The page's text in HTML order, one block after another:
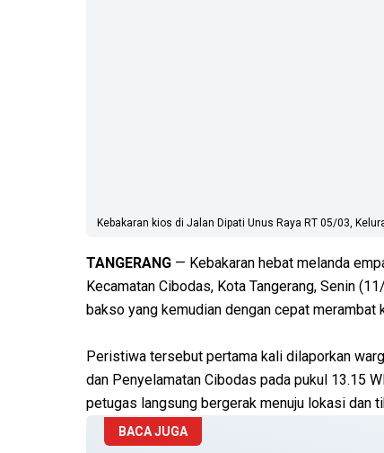
Kebakaran kios di Jalan Dipati Unus Raya RT 05/03,
TANGERANG — Kebakaran hebat melanda
Kecamatan Cibodas, Kota Tangerang, Senin
bakso yang kemudian dengan cepat merambat
Peristiwa tersebut pertama kali dilaporkan
dan Penyelamatan Cibodas pada pukul 13.15
petugas langsung bergerak menuju lokasi dan
BACA JUGA